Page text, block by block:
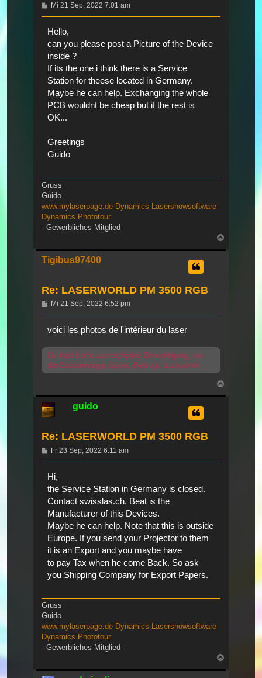
Beitrag
Mi 21 Sep, 2022 7:01 am
Hello,
can you please post a Picture of the Device
inside ?
If its the one i think there is a Service
Station for theese located in Germany.
Maybe he can help. Exchanging the whole
PCB wouldnt be cheap but if the rest is
OK...
Greetings
Guido
Gruss
Guido
www.mylaserpage.de Dynamics Lasershowsoftware
Dynamics Phototour
- Gewerbliches Mitglied -
Tigibus97400
Re: LASERWORLD PM 3500 RGB
Beitrag
Mi 21 Sep, 2022 6:52 pm
voici les photos de l'intérieur du laser
Du hast keine ausreichende Berechtigung, um
die Dateianhänge dieses Beitrags anzusehen.
guido
Re: LASERWORLD PM 3500 RGB
Beitrag
Fr 23 Sep, 2022 6:11 am
Hi,
the Service Station in Germany is closed.
Contact swisslas.ch. Beat is the
Manufacturer of this Devices.
Maybe he can help. Note that this is outside
Europe. If you send your Projector to them
it is an Export and you maybe have
to pay Tax when he come Back. So ask
you Shipping Company for Export Papers.
Gruss
Guido
www.mylaserpage.de Dynamics Lasershowsoftware
Dynamics Phototour
- Gewerbliches Mitglied -